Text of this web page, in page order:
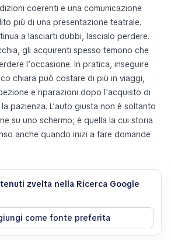
coerenti e una comunicazione
più di una presentazione teatrale.
a lasciarti dubbi, lascialo perdere.
gli acquirenti spesso temono che
l’occasione. In pratica, inseguire
chiara può costare di più in viaggi,
e riparazioni dopo l’acquisto di
pazienza. L’auto giusta non è soltanto
su uno schermo; è quella la cui storia
anche quando inizi a fare domande
zvelta nella Ricerca Google
come fonte preferita